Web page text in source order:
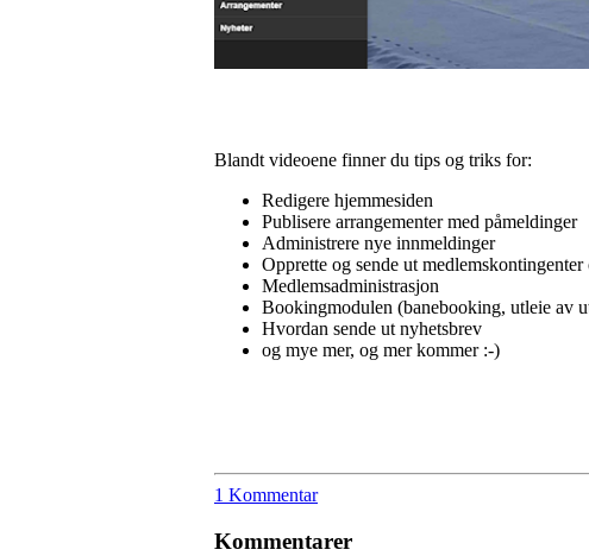
Blandt videoene finner du tips og triks for:
Redigere hjemmesiden
Publisere arrangementer med påmeldinger
Administrere nye innmeldinger
Opprette og sende ut
Medlemsadministrasjon
Bookingmodulen (banebooking, utleie av
Hvordan sende ut nyhetsbrev
og mye mer, og mer kommer :-)
1 Kommentar
Kommentarer